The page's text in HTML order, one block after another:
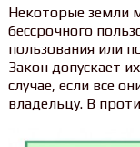
Некоторые земли
бессрочного
пользования или
Закон допускает
случае, если все
владельцу. В